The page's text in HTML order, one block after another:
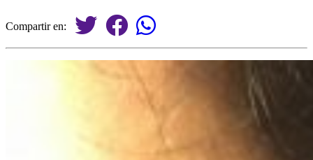
Compartir en: